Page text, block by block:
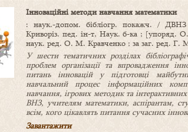
Інноваційні методи навчання математики
: наук.-допом. бібліогр. покажч. / ДВНЗ
Криворіз. пед. ін-т, Наук. б-ка ; [упоряд.
наук. ред. О. М. Кравченко ; за заг. ред. Г.
У шести тематичних розділахб
проблем організації та впровадження
питань
інновацій у
підготовці
навчальний процес
інформаційних
навчання, ігрових методик та
ВНЗ, учителям математики, аспірантам,
всім, кого цікавлять питання сучасних
Завантажити